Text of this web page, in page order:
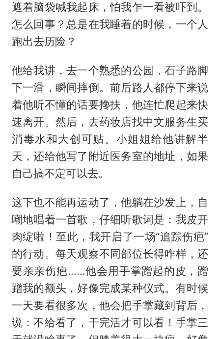
遮着脑袋喊我起床，怕我乍一看被吓到。
怎么回事？总是在我睡着的时候，一个人
跑出去历险？
他给我讲，去一个熟悉的公园，石子路脚
下一滑，瞬间摔倒。前后路人都停下来说
着他听不懂的话要搀扶，他连忙爬起来快
速离开。然后，去药妆店找中文服务生买
消毒水和大创可贴。小姐姐给他讲解半
天，还给他写了附近医务室的地址，如果
自己搞不定可以去。
这下也不能再运动了，他躺在沙发上，自
嘲地唱着一首歌，仔细听歌词是：我皮开
肉绽啦！至此，我开启了一场“追踪伤疤”
的行动。每天观察不同部位长得咋样，还
要亲亲伤疤……他会用手掌蹭起的皮，蹭
蹭我的额头，好像完成某种仪式。有时候
一天要看很多次，他会把手掌藏到背后，
说：不给看了，干完活才可以看！手掌三